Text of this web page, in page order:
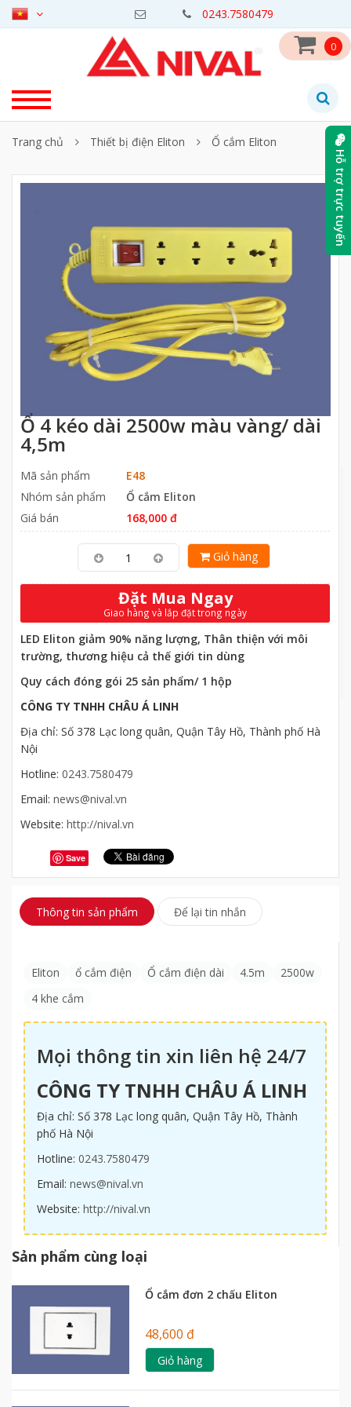
0243.7580479
0
Trang chủ Thiết bị điện Eliton Ổ cắm Eliton
Ổ 4 kéo dài 2500w màu vàng/ dài
4,5m
Mã sản phẩm
E48
Nhóm sản phẩm
Ổ cắm Eliton
Giá bán
168,000 đ
Giỏ hàng
Đặt Mua Ngay
Giao hàng và lắp đặt trong ngày
LED Eliton giảm 90% năng lượng, Thân thiện với môi
trường, thương hiệu cả thế giới tin dùng
Quy cách đóng gói 25 sản phẩm/ 1 hộp
CÔNG TY TNHH CHÂU Á LINH
Địa chỉ: Số 378 Lạc long quân, Quận Tây Hồ, Thành phố Hà
Nội
Hotline: 0243.7580479
Email: news@nival.vn
Website: http://nival.vn
Save
Thông tin sản phẩm Để lại tin nhắn
Eliton ổ cắm điện Ổ cắm điện dài 4.5m
2500w
4 khe cắm
Mọi thông tin xin liên hệ 24/7
CÔNG TY TNHH CHÂU Á LINH
Địa chỉ: Số 378 Lạc long quân, Quận Tây Hồ, Thành
phố Hà Nội
Hotline: 0243.7580479
Email: news@nival.vn
Website: http://nival.vn
Sản phẩm cùng loại
Ổ cắm đơn 2 chấu Eliton
48,600 đ
Giỏ hàng
Hỗ trợ trực tuyến